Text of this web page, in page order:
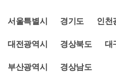
이지만 지방세법상 주택에
의해야 합니다.&lt;1&gt; 취
달라집니다.종류매매 취득세율주택 무
(이하 이 조 및 제36조의3에
모두 「주택법」 제63조의
“일시적 2주택 기간”이라
서울특별시 경기도 인천
대전광역시 경상북도 대
부산광역시 경상남도